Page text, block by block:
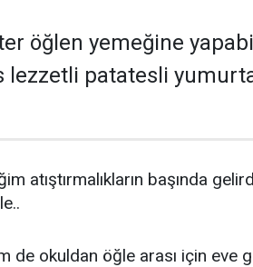
öğlen yemeğine
lezzetli patatesli
atıştırmalıkların başında
de okuldan öğle arası için eve